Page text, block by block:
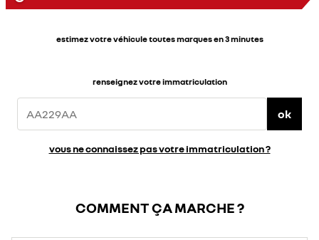
estimez votre véhicule toutes marques en 3 minutes
renseignez votre immatriculation
ok
vous ne connaissez pas votre immatriculation ?
COMMENT ÇA MARCHE ?